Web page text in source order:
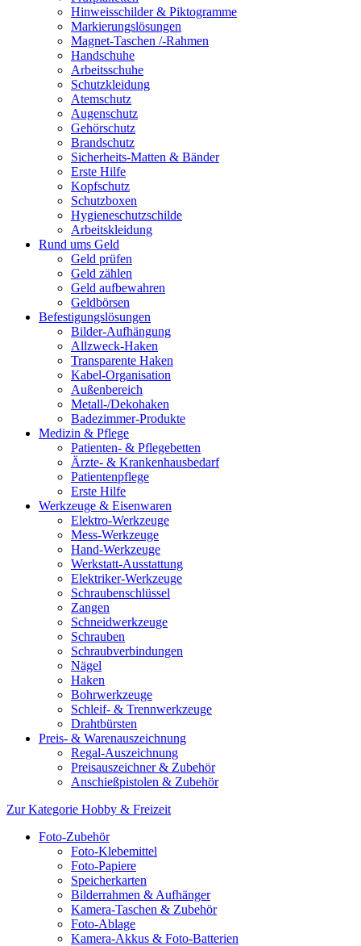
Hinweisschilder & Piktogramme
Markierungslösungen
Magnet-Taschen /-Rahmen
Handschuhe
Arbeitsschuhe
Schutzkleidung
Atemschutz
Augenschutz
Gehörschutz
Brandschutz
Sicherheits-Matten & Bänder
Erste Hilfe
Kopfschutz
Schutzboxen
Hygieneschutzschilde
Arbeitskleidung
Rund ums Geld
Geld prüfen
Geld zählen
Geld aufbewahren
Geldbörsen
Befestigungslösungen
Bilder-Aufhängung
Allzweck-Haken
Transparente Haken
Kabel-Organisation
Außenbereich
Metall-/Dekohaken
Badezimmer-Produkte
Medizin & Pflege
Patienten- & Pflegebetten
Ärzte- & Krankenhausbedarf
Patientenpflege
Erste Hilfe
Werkzeuge & Eisenwaren
Elektro-Werkzeuge
Mess-Werkzeuge
Hand-Werkzeuge
Werkstatt-Ausstattung
Elektriker-Werkzeuge
Schraubenschlüssel
Zangen
Schneidwerkzeuge
Schrauben
Schraubverbindungen
Nägel
Haken
Bohrwerkzeuge
Schleif- & Trennwerkzeuge
Drahtbürsten
Preis- & Warenauszeichnung
Regal-Auszeichnung
Preisauszeichner & Zubehör
Anschießpistolen & Zubehör
Zur Kategorie Hobby & Freizeit
Foto-Zubehör
Foto-Klebemittel
Foto-Papiere
Speicherkarten
Bilderrahmen & Aufhänger
Kamera-Taschen & Zubehör
Foto-Ablage
Kamera-Akkus & Foto-Batterien